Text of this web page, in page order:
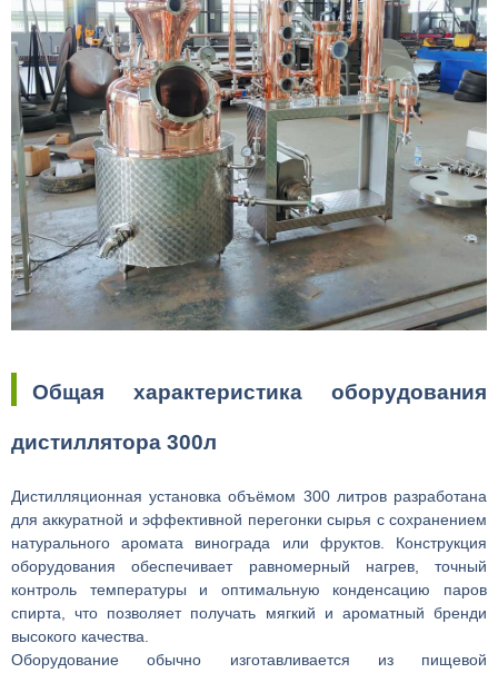
Общая характеристика оборудования
дистиллятора 300л
Дистилляционная установка объёмом 300 литров разработана
для аккуратной и эффективной перегонки сырья с сохранением
натурального аромата винограда или фруктов. Конструкция
оборудования обеспечивает равномерный нагрев, точный
контроль температуры и оптимальную конденсацию паров
спирта, что позволяет получать мягкий и ароматный бренди
высокого качества.
Оборудование обычно изготавливается из пищевой